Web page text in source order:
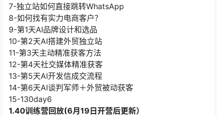
7-独立站如何直接跳转WhatsApp
8-如何找有实力电商客户？
9-第1天AI品牌设计和选品
10-第2天AI搭建外贸独立站
11-第3天主动精准获客方法
12-第4天社交媒体精准获客
13-第5天AI开发信成交流程
14-第6天AI谈判军师＋外贸被动获客
15-130day6
1.40训练营回放(6月19日开营后更新）